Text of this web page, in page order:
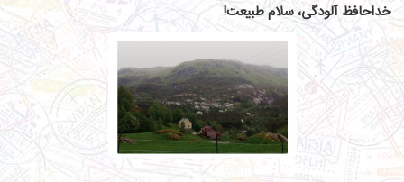
خداحافظ آلودگی، سلام طبیعت!